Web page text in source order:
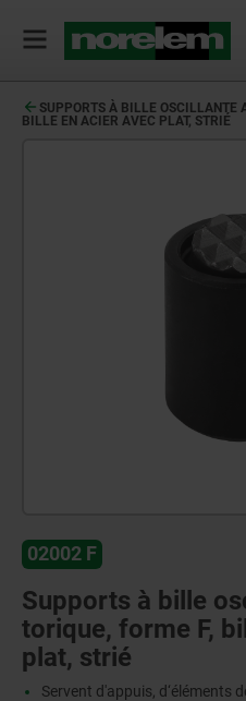
SUPPORTS À BILLE OSCILLANTE
BILLE EN ACIER AVEC PLAT, STRIÉ
02002 F
Supports à bille
torique, forme F,
plat, strié
Servent d'appuis, d‘éléments